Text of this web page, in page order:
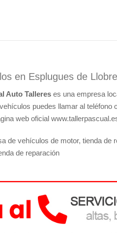
en Esplugues de
Auto Talleres es una empresa
puedes llamar al teléfono
web oficial
de vehículos de motor, tienda de
de reparación